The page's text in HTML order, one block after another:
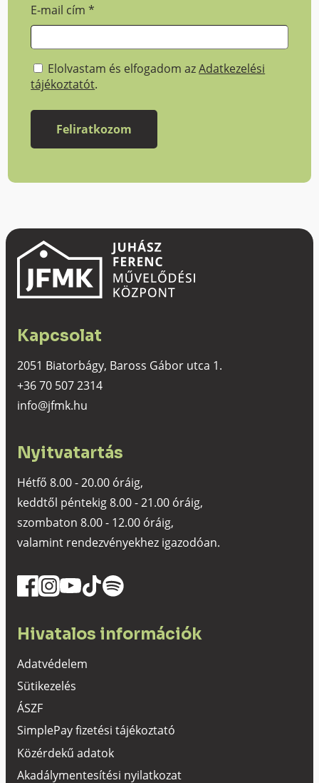
E-mail cím*
Elolvastam és elfogadom azAdatkezelési
tájékoztatót.
Kapcsolat
2051 Biatorbágy, Baross Gábor utca 1.
+36 70 507 2314
info@jfmk.hu
Nyitvatartás
Hétfő 8.00 - 20.00 óráig,
keddtől péntekig 8.00 - 21.00 óráig,
szombaton 8.00 - 12.00 óráig,
valamint rendezvényekhez igazodóan.
Hivatalos információk
Adatvédelem
Sütikezelés
ÁSZF
SimplePay fizetési tájékoztató
Közérdekű adatok
Akadálymentesítési nyilatkozat